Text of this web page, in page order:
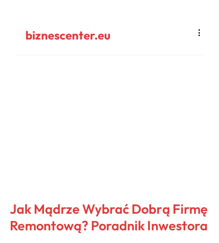
biznescenter.eu
Jak Mądrze Wybrać Dobrą Firmę
Remontową? Poradnik Inwestora